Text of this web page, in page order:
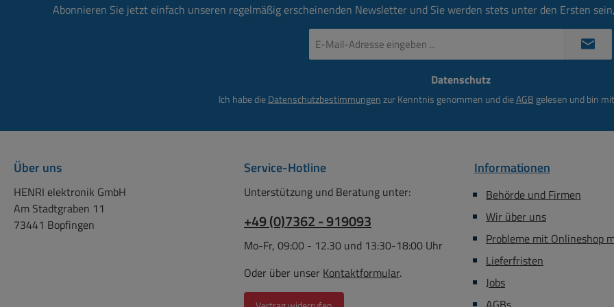
Abmessungen: L: 99,5mm
Durchmesser Wulst: 19mm
flexibler Isolation,
hochwertigen
Steckverbindern und
Multimetern und
Signalübertragung und
hohe Belastbarkeit – ideal
für professionelle
Anwendungen, bei denen
im Vordergrund stehen.
Geeignet für Netzteile,
Serviceanwendungen aller
Abonnieren Sie jetzt einfach unseren regelmäßig erscheinenden Newsletter und Sie werden stets unter den Ersten
Mail-
Datenschutz
Ich habe dieDatenschutzbestimmungenzur Kenntnis genommen und dieAGB gelesen und bin
Über uns
HENRI elektronik GmbH
Am Stadtgraben 11
73441 Bopfingen
Service-Hotline
Unterstützung und Beratung unter:
+49 (0)7362 - 919093
Mo-Fr, 09:00 - 12.30 und 13:30-18:00 Uhr
Oder über unser Kontaktformular.
Informationen
Behörde und Firmen
Wir über uns
Probleme mit Onlineshop
Lieferfristen
Jobs